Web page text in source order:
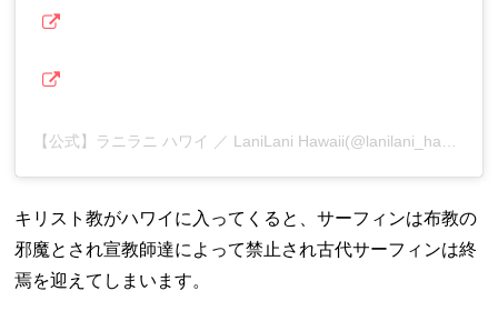
キリスト教がハワイに入ってくると、サーフィンは布教の
邪魔とされ宣教師達によって禁止され古代サーフィンは終
焉を迎えてしまいます。